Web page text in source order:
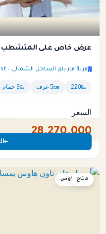
عرض خاص على المتشطب
قرية مار باي الساحل الشمالي – Mar Bay Ras El Hekma North Coast
220 5 غرف 3 حمام
السعر
28,270,000
تاون هاوس
متاح